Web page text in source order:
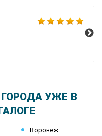
УЖЕ В
Воронеж